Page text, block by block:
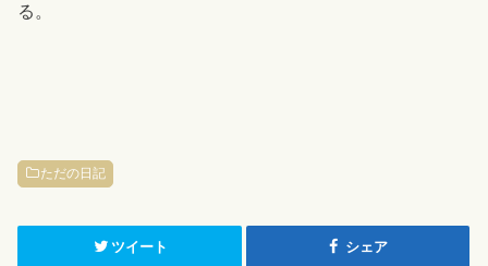
る。
ただの日記
ツイート シェア